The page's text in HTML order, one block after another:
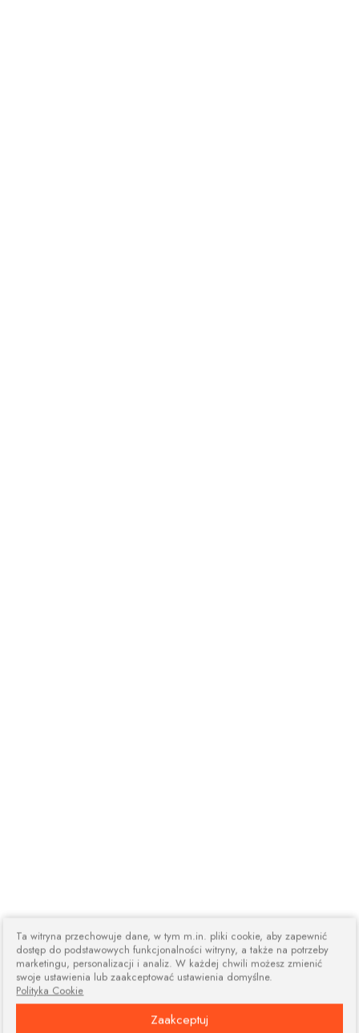
Ta witryna przechowuje dane, w tym m.in. pliki cookie, aby zapewnić
dostęp do podstawowych funkcjonalności witryny, a także na potrzeby
marketingu, personalizacji i analiz. W każdej chwili możesz zmienić
swoje ustawienia lub zaakceptować ustawienia domyślne.
Polityka Cookie
Zaakceptuj